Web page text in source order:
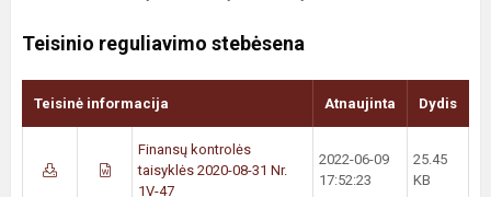
Teisinio reguliavimo stebėsena
Teisinė informacija Atnaujinta Dydis
Finansų kontrolės
taisyklės 2020-08-31 Nr.
1V-47
2022-06-09
17:52:23
25.45
KB